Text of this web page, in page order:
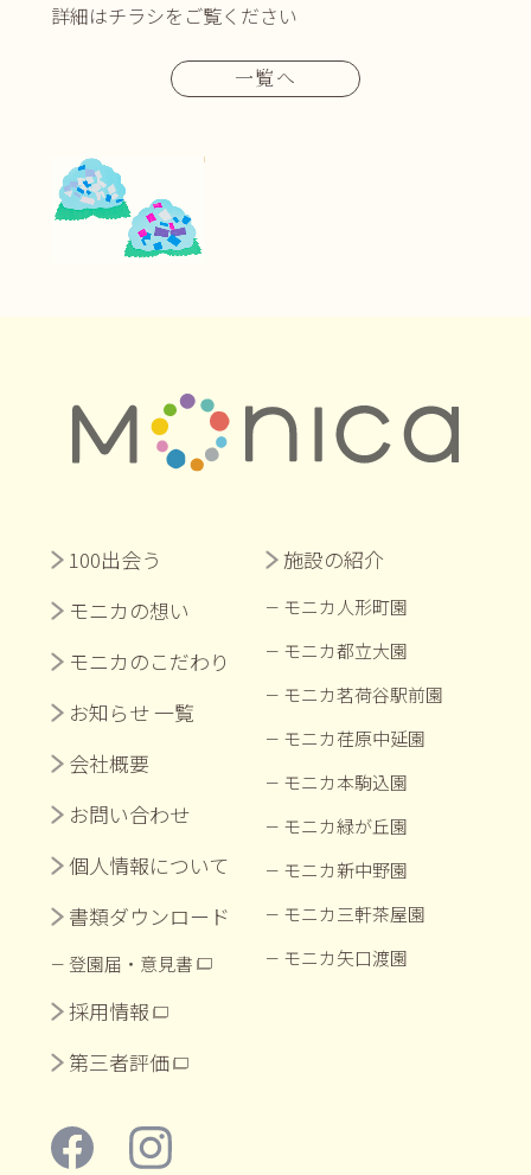
詳細はチラシをご覧ください
一覧へ
100出会う
モニカの想い
モニカのこだわり
お知らせ 一覧
会社概要
お問い合わせ
個人情報について
施設の紹介
モニカ人形町園
モニカ都立大園
モニカ茗荷谷駅前園
モニカ荏原中延園
モニカ本駒込園
モニカ緑が丘園
モニカ新中野園
モニカ三軒茶屋園
モニカ矢口渡園
書類ダウンロード
登園届・意見書
採用情報
第三者評価